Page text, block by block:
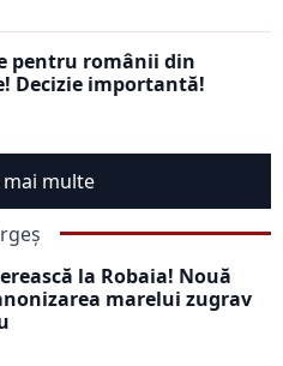
pentru românii din
Decizie importantă!
mai multe
la Robaia! Nouă
marelui zugrav